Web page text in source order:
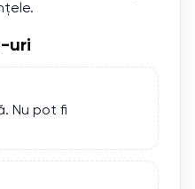
uri
Nu pot fi